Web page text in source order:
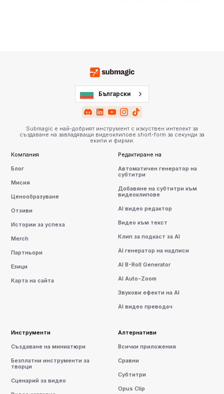
Български
Submagic е най-добрият инструмент с изкуствен интелект за
създаване на завладяващи видеоклипове short-form за секунди за
екипи и фирми.
Компания
Блог
Мисия
Ценообразуване
Отзиви
Истории за успеха
Merch
Партньори
Езици
Карта на сайта
Редактиране на
Автоматичен генератор на
субтитри
Добавяне на субтитри към
видеоклипове
AI видео редактор
Видео към текст
Клип за подкаст за AI
AI генератор на надписи
AI B-Roll Generator
AI Auto-Zoom
Звукови ефекти на AI
AI видео преводач
Инструменти
Създаване на миниатюри
Безплатни инструменти за
творци
Сценарий за видео
Алтернативи
Всички приложения
Сравни
Субтитри
Opus Clip